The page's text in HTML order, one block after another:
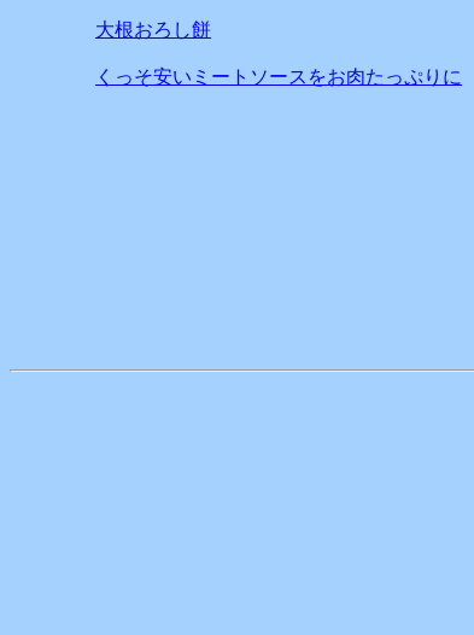
大根おろし餅
くっそ安いミートソースをお肉たっぷりに